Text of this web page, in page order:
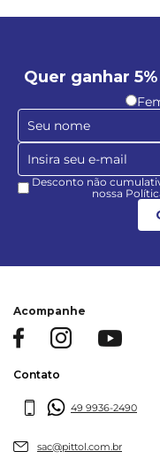
Quer ganhar
Desconto não
nossa
Acompanhe
Contato
49 9936-2490
sac@pittol.com.br